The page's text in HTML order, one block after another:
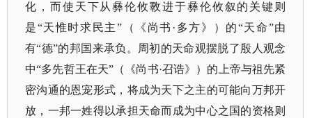
化，而使天下从彝伦攸斁进于彝伦攸叙的关键则
是“天惟时求民主”（《尚书·多方》）的“天命”由
有“德”的邦国来承负。周初的天命观摆脱了殷人观念
中“多先哲王在天”（《尚书·召诰》）的上帝与祖先紧
密沟通的恩宠形式，将成为天下之主的可能向万邦开
放，一邦一姓得以承担天命而成为中心之国的资格则